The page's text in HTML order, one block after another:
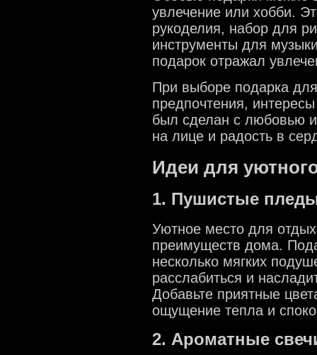
увлечение или хобби.
рукоделия, набор для
инструменты для
подарок отражал
При выборе подарка
предпочтения,
был сделан с любовью
на лице и радость в
Идеи для
1. Пушистые
Уютное место для
преимуществ дома.
несколько мягких
расслабиться и
Добавьте приятные
ощущение тепла и
2. Ароматные